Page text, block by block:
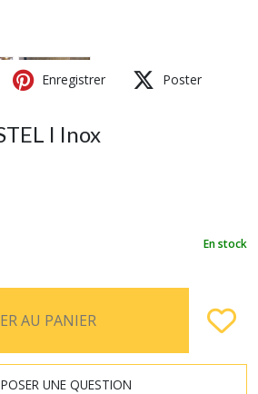
Enregistrer Poster
l Inox
En stock
AU PANIER
UNE QUESTION